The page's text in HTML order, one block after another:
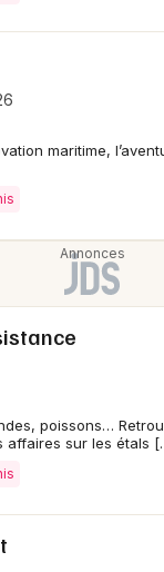
maritime,
poissons…
affaires sur les étals